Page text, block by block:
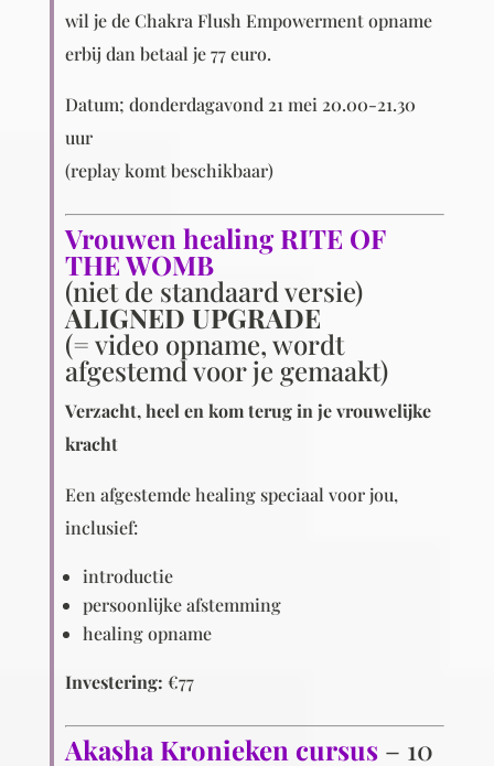
wil je de Chakra Flush Empowerment opname
erbij dan betaal je 77 euro.
Datum; donderdagavond 21 mei 20.00-21.30
uur
(replay komt beschikbaar)
Vrouwen healing RITE OF
THE WOMB
(niet de standaard versie)
ALIGNED UPGRADE
(= video opname, wordt
afgestemd voor je gemaakt)
Verzacht, heel en kom terug in je vrouwelijke
kracht
Een afgestemde healing speciaal voor jou,
inclusief:
introductie
persoonlijke afstemming
healing opname
Investering: €77
Akasha Kronieken cursus– 10